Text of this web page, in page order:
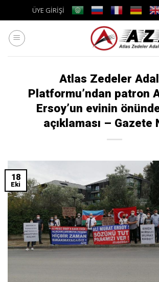
to
content
ÜYE GİRİŞİ
Atlas Zedeler
Platformu’ndan patron
Ersoy’un evinin
açıklaması – Gazete
18
Eki